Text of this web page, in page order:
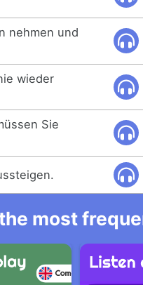
nehmen und
wieder
Sie
most